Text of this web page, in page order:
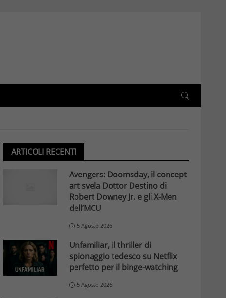
ARTICOLI RECENTI
Avengers: Doomsday, il concept
art svela Dottor Destino di
Robert Downey Jr. e gli X-Men
dell’MCU
5 Agosto 2026
Unfamiliar, il thriller di
spionaggio tedesco su Netflix
perfetto per il binge-watching
5 Agosto 2026